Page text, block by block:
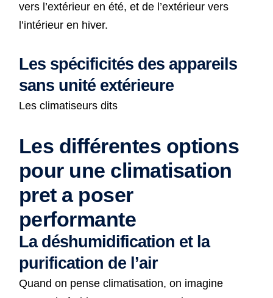
vers l’extérieur en été, et de l’extérieur vers
l’intérieur en hiver.
Les spécificités des appareils
sans unité extérieure
Les climatiseurs dits
Les différentes options
pour une climatisation
pret a poser
performante
La déshumidification et la
purification de l’air
Quand on pense climatisation, on imagine